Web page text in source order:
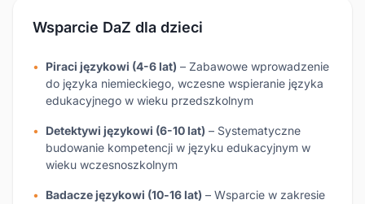
Wsparcie DaZ dla dzieci
Piraci językowi (4-6 lat) – Zabawowe wprowadzenie
do języka niemieckiego, wczesne wspieranie języka
edukacyjnego w wieku przedszkolnym
Detektywi językowi (6-10 lat) – Systematyczne
budowanie kompetencji w języku edukacyjnym w
wieku wczesnoszkolnym
Badacze językowi (10‑16 lat) – Wsparcie w zakresie